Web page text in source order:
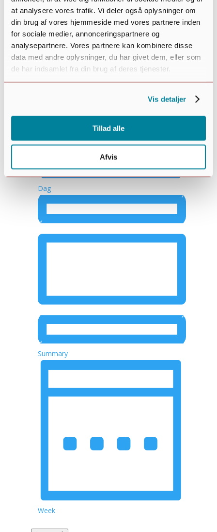
at analysere vores trafik. Vi deler også oplysninger om
din brug af vores hjemmeside med vores partnere inden
for sociale medier, annonceringspartnere og
analysepartnere. Vores partnere kan kombinere disse
data med andre oplysninger, du har givet dem, eller som
de har indsamlet fra din brug af deres tjenester.
Vis detaljer
Tillad alle
Afvis
Måned
Dag
Summary
Week